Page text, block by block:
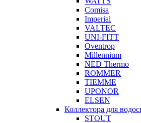
Comisa
Imperial
VALTEC
UNI-FITT
Oventrop
Millennium
NED Thermo
ROMMER
TIEMME
UPONOR
ELSEN
Коллектора для
STOUT